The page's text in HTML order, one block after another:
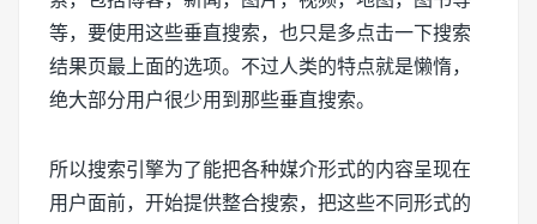
等，要使用这些垂直搜索，也只是多点击一下搜索
结果页最上面的选项。不过人类的特点就是懒惰，
绝大部分用户很少用到那些垂直搜索。
所以搜索引擎为了能把各种媒介形式的内容呈现在
用户面前，开始提供整合搜索，把这些不同形式的